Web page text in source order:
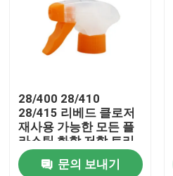
제품
우리에 대하여
공장 여행
28/400 28/410
28/415 리베드 클로저
재사용 가능한 모든 플
라스틱 화학 저항 트리
거 스프레이어
문의 보내기